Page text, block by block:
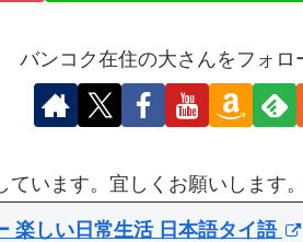
バンコク在住の大さんをフォロ
ています。宜しくお願いします
楽しい日常生活 日本語タイ語